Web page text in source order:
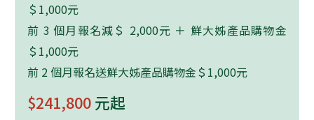
＄1,000元
前 3 個月報名減＄ 2,000元 ＋ 鮮大姊產品購物金
＄1,000元
前 2 個月報名送鮮大姊產品購物金＄1,000元
$241,800元起